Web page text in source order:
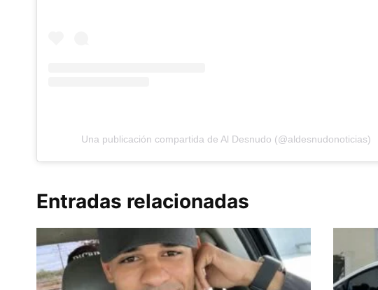
Una publicación compartida de Al Desnudo (@aldesnudonoticias)
Entradas relacionadas